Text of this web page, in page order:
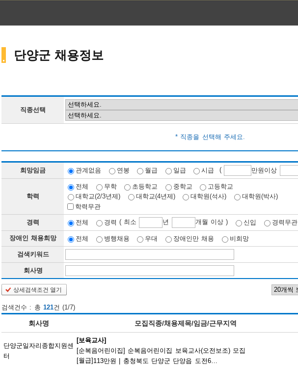
단양군 채용정보
직종선택
* 직종을 선택해 주세요.
희망임금 관계없음 연봉 월급 일급 시급 ( 만원이상
학력
전체 무학 초등학교 중학교
고등학교
대학교(2/3년제)
대학교(4년제) 대학원(석사)
대학원(박사)
학력무관
경력 전체 경력 ( 최소 년 개월 이상 ) 신입 경력무관
장애인 채용희망 전체 병행채용 우대 장애인만 채용 비희망
검색키워드
회사명
상세검색조건 열기
검색건수 : 총 121건 (1/7)
회사명 모집직종/채용제목/임금/근무지역
단양군일자리종합지원센
터
[보육교사]
[순복음어린이집] 순복음어린이집 보육교사(오전보조) 모집
[월급] 113만원 | 충청북도 단양군 단양읍 도전6길 8